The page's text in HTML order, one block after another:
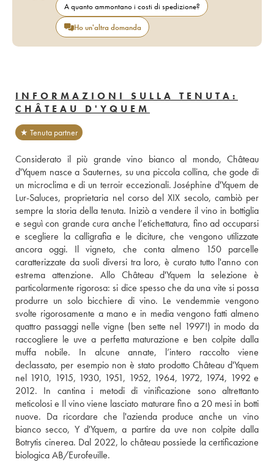
A quanto ammontano i costi di spedizione?
Ho un'altra domanda
INFORMAZIONI SULLA TENUTA:
CHÂTEAU D'YQUEM
★ Tenuta partner
Considerato il più grande vino bianco al mondo, Château
d'Yquem nasce a Sauternes, su una piccola collina, che gode di
un microclima e di un terroir eccezionali. Joséphine d'Yquem de
Lur-Saluces, proprietaria nel corso del XIX secolo, cambiò per
sempre la storia della tenuta. Iniziò a vendere il vino in bottiglia
e seguì con grande cura anche l’etichettatura, fino ad occuparsi
e scegliere la calligrafia e le diciture, che vengono utilizzate
ancora oggi. Il vigneto, che conta almeno 150 parcelle
caratterizzate da suoli diversi tra loro, è curato tutto l'anno con
estrema attenzione. Allo Château d'Yquem la selezione è
particolarmente rigorosa: si dice spesso che da una vite si possa
produrre un solo bicchiere di vino. Le vendemmie vengono
svolte rigorosamente a mano e in media vengono fatti almeno
quattro passaggi nelle vigne (ben sette nel 1997!) in modo da
raccogliere le uve a perfetta maturazione e ben colpite dalla
muffa nobile. In alcune annate, l’intero raccolto viene
declassato, per esempio non è stato prodotto Château d'Yquem
nel 1910, 1915, 1930, 1951, 1952, 1964, 1972, 1974, 1992 e
2012. In cantina i metodi di vinificazione sono altrettanto
meticolosi e Il vino viene lasciato maturare fino a 20 mesi in botti
nuove. Da ricordare che l'azienda produce anche un vino
bianco secco, Y d'Yquem, a partire da uve non colpite dalla
Botrytis cinerea. Dal 2022, lo château possiede la certificazione
biologica AB/Eurofeuille.